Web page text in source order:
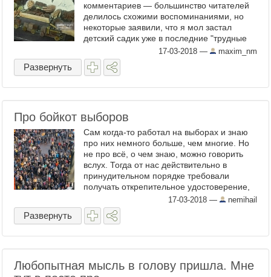
комментариев — большинство читателей
делилось схожими воспоминаниями, но
некоторые заявили, что я мол застал
детский садик уже в последние "трудные
годы" СССР, а вот ещё лет 10-20-30 назад
всё было совсем ...
17-03-2018 — maxim_nm
Развернуть
Про бойкот выборов
Сам когда-то работал на выборах и знаю
про них немного больше, чем многие. Но
не про всё, о чем знаю, можно говорить
вслух. Тогда от нас действительно в
принудительном порядке требовали
получать открепительное удостоверение,
чтобы проголосовать по месту несения
службы. Хотите знать, ...
17-03-2018 — nemihail
Развернуть
Любопытная мысль в голову пришла. Мне